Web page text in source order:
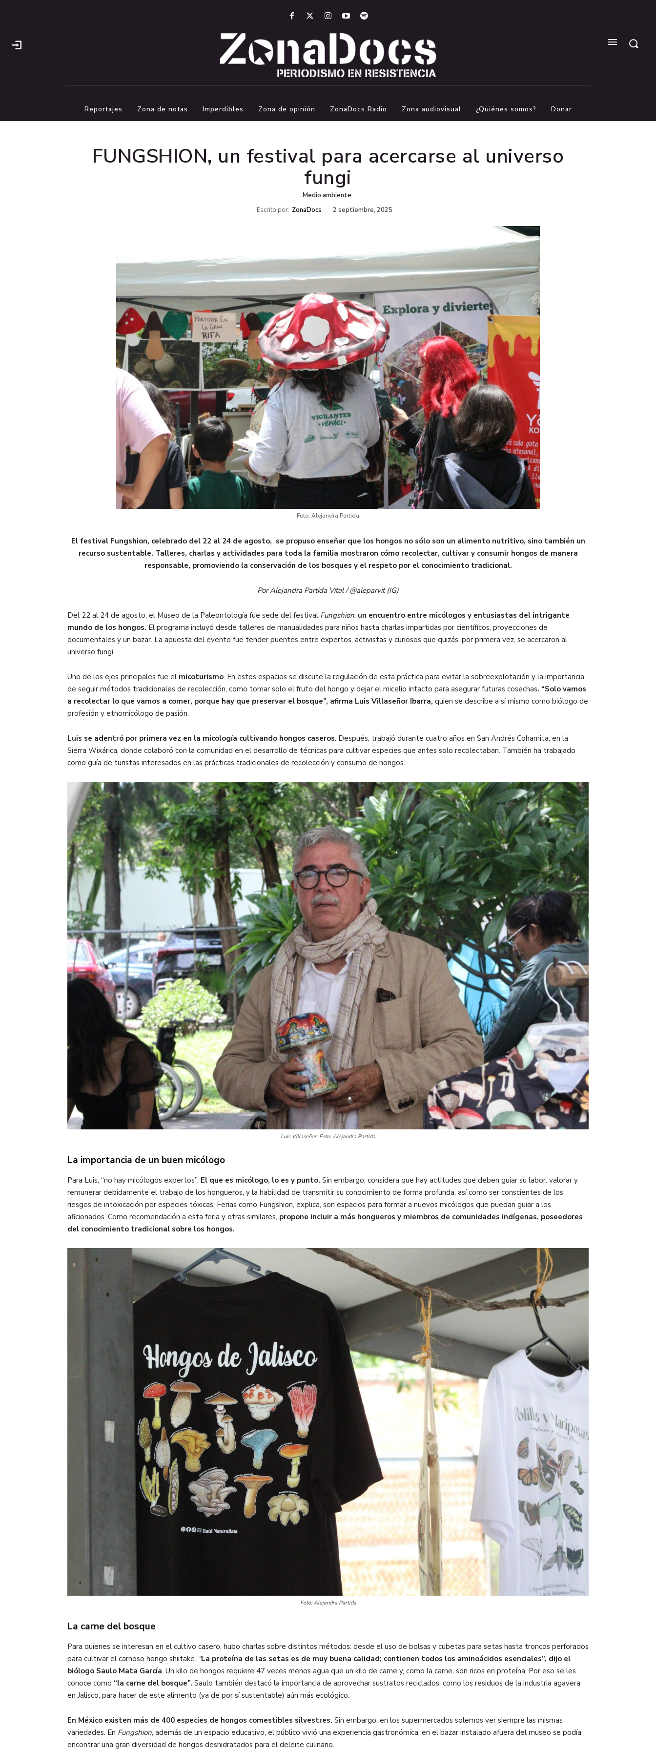
Reportajes Zona de notas Imperdibles Zona de opinión ZonaDocs Radio Zona audiovisual ¿Quiénes somos? Donar
FUNGSHION, un festival para acercarse al universo
fungi
Medio ambiente
Escrito por: ZonaDocs 2 septiembre, 2025
Foto: Alejandra Partida
El festival Fungshion, celebrado del 22 al 24 de agosto, se propuso enseñar que los hongos no sólo son un alimento nutritivo, sino también un
recurso sustentable. Talleres, charlas y actividades para toda la familia mostraron cómo recolectar, cultivar y consumir hongos de manera
responsable, promoviendo la conservación de los bosques y el respeto por el conocimiento tradicional.
Por Alejandra Partida Vital / @aleparvit (IG)
Del 22 al 24 de agosto, el Museo de la Paleontología fue sede del festival Fungshion, un encuentro entre micólogos y entusiastas del intrigante
mundo de los hongos. El programa incluyó desde talleres de manualidades para niños hasta charlas impartidas por científicos, proyecciones de
documentales y un bazar. La apuesta del evento fue tender puentes entre expertos, activistas y curiosos que quizás, por primera vez, se acercaron al
universo fungi.
Uno de los ejes principales fue el micoturismo. En estos espacios se discute la regulación de esta práctica para evitar la sobreexplotación y la importancia
de seguir métodos tradicionales de recolección, como tomar solo el fruto del hongo y dejar el micelio intacto para asegurar futuras cosechas. “Solo vamos
a recolectar lo que vamos a comer, porque hay que preservar el bosque”, afirma Luis Villaseñor Ibarra, quien se describe a sí mismo como biólogo de
profesión y etnomicólogo de pasión.
Luis se adentró por primera vez en la micología cultivando hongos caseros. Después, trabajó durante cuatro años en San Andrés Cohamita, en la
Sierra Wixárica, donde colaboró con la comunidad en el desarrollo de técnicas para cultivar especies que antes solo recolectaban. También ha trabajado
como guía de turistas interesados en las prácticas tradicionales de recolección y consumo de hongos.
Luis Villaseñor. Foto: Alejandra Partida
La importancia de un buen micólogo
Para Luis, “no hay micólogos expertos”. El que es micólogo, lo es y punto. Sin embargo, considera que hay actitudes que deben guiar su labor: valorar y
remunerar debidamente el trabajo de los hongueros, y la habilidad de transmitir su conocimiento de forma profunda, así como ser conscientes de los
riesgos de intoxicación por especies tóxicas. Ferias como Fungshion, explica, son espacios para formar a nuevos micólogos que puedan guiar a los
aficionados. Como recomendación a esta feria y otras similares, propone incluir a más hongueros y miembros de comunidades indígenas, poseedores
del conocimiento tradicional sobre los hongos.
Foto: Alejandra Partida
La carne del bosque
Para quienes se interesan en el cultivo casero, hubo charlas sobre distintos métodos: desde el uso de bolsas y cubetas para setas hasta troncos perforados
para cultivar el carnoso hongo shiitake. “La proteína de las setas es de muy buena calidad; contienen todos los aminoácidos esenciales”, dijo el
biólogo Saulo Mata García. Un kilo de hongos requiere 47 veces menos agua que un kilo de carne y, como la carne, son ricos en proteína. Por eso se les
conoce como “la carne del bosque”. Saulo también destacó la importancia de aprovechar sustratos reciclados, como los residuos de la industria agavera
en Jalisco, para hacer de este alimento (ya de por sí sustentable) aún más ecológico.
En México existen más de 400 especies de hongos comestibles silvestres. Sin embargo, en los supermercados solemos ver siempre las mismas
variedades. En Fungshion, además de un espacio educativo, el público vivió una experiencia gastronómica: en el bazar instalado afuera del museo se podía
encontrar una gran diversidad de hongos deshidratados para el deleite culinario.